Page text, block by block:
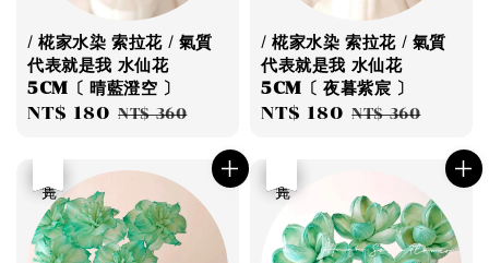
/ 椛家水染 索拉花 / 氣質
代表就是我 水仙花
5CM〔 晴藍澄空 〕
Sale
NT$ 180 Regular
NT$ 360
/ 椛家水染 索拉花 / 氣質
代表就是我 水仙花
5CM〔 夜暮紫宸 〕
Sale
NT$ 180 Regular
NT$ 360